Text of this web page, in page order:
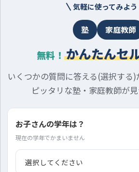
気軽に使ってみよう
塾 家庭教師
無料！ かんたんセ
いくつかの質問に答える(選択する
ピッタリな塾・家庭教師が見
お子さんの学年は？
現在の学年でかまいません